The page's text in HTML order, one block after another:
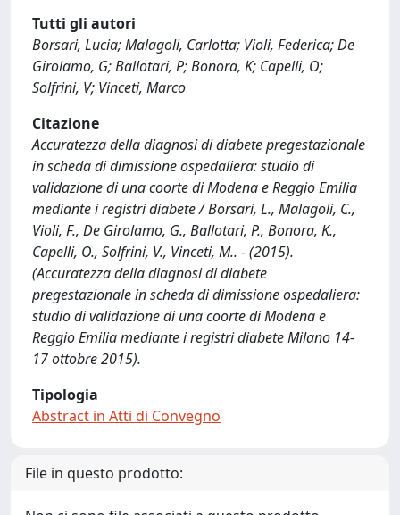
Tutti gli autori
Borsari, Lucia; Malagoli, Carlotta; Violi, Federica; De
Girolamo, G; Ballotari, P; Bonora, K; Capelli, O;
Solfrini, V; Vinceti, Marco
Citazione
Accuratezza della diagnosi di diabete pregestazionale
in scheda di dimissione ospedaliera: studio di
validazione di una coorte di Modena e Reggio Emilia
mediante i registri diabete / Borsari, L., Malagoli, C.,
Violi, F., De Girolamo, G., Ballotari, P., Bonora, K.,
Capelli, O., Solfrini, V., Vinceti, M.. - (2015).
(Accuratezza della diagnosi di diabete
pregestazionale in scheda di dimissione ospedaliera:
studio di validazione di una coorte di Modena e
Reggio Emilia mediante i registri diabete Milano 14-
17 ottobre 2015).
Tipologia
Abstract in Atti di Convegno
File in questo prodotto: